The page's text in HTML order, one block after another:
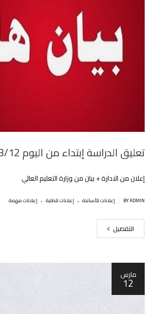
تعليق الدراسة إبتداء من اليوم 2020/03/12
إعلان من الادارة + بيان من وزارة التعليم العالي
BY ADMIN إعلانات للأساتذة . إعلانات للطلبة . إعلانات مهمة
التفصيل
مارس
12